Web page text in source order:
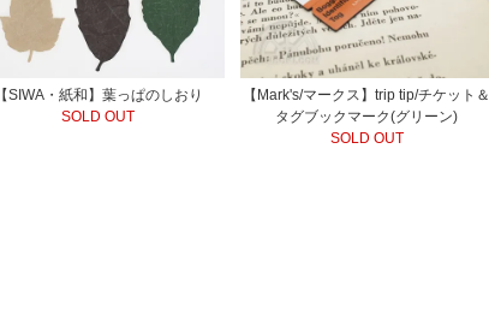
【SIWA・紙和】葉っぱのしおり
SOLD OUT
【Mark's/マークス】trip tip/チケット＆
タグブックマーク(グリーン)
SOLD OUT